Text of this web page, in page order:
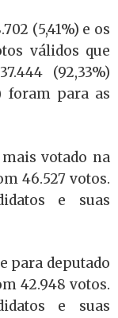
(5,41%) e os
válidos que
(92,33%)
foram para as
votado na
46.527 votos.
e suas
para deputado
42.948 votos.
e suas